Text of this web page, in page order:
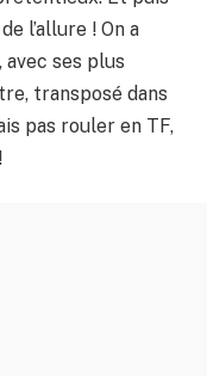
l’allure ! On a
avec ses plus
transposé dans
pas rouler en TF,